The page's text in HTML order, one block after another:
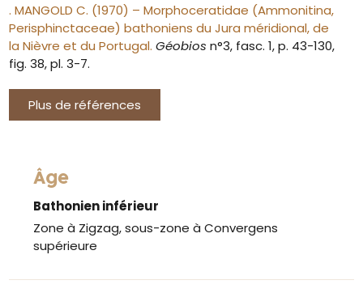
. MANGOLD C. (1970) – Morphoceratidae (Ammonitina,
Perisphinctaceae) bathoniens du Jura méridional, de
la Nièvre et du Portugal. Géobios n°3, fasc. 1, p. 43-130,
fig. 38, pl. 3-7.
Plus de références
Âge
Bathonien inférieur
Zone à Zigzag, sous-zone à Convergens
supérieure